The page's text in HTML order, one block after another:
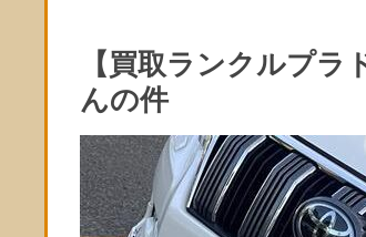
【買取ランクルプ
んの件